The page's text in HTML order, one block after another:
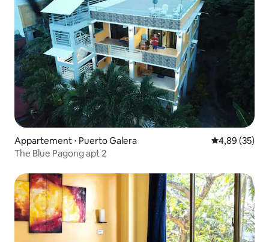
Appartement ⋅ Puerto Galera Évaluation
4,89 (35)
The Blue Pagong apt 2